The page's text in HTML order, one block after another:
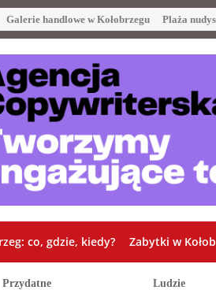
Galerie handlowe w Kołobrzegu Plaża
co, gdzie, kiedy? Zabytki w
Przydatne Ludzie